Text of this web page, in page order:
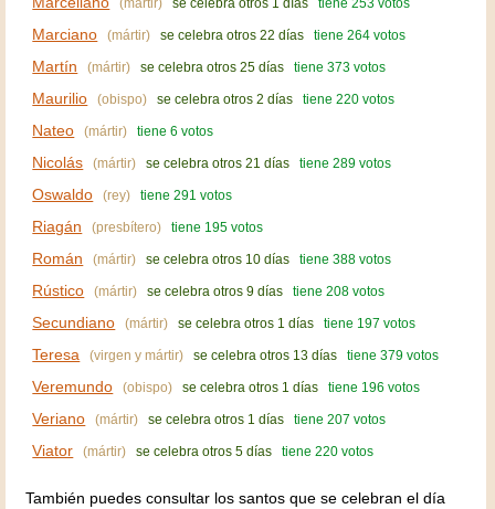
(mártir) se celebra otros 1 días tiene 253 votos
Marciano (mártir) se celebra otros 22 días tiene 264 votos
Martín (mártir) se celebra otros 25 días tiene 373 votos
Maurilio (obispo) se celebra otros 2 días tiene 220 votos
Nateo (mártir) tiene 6 votos
Nicolás (mártir) se celebra otros 21 días tiene 289 votos
Oswaldo (rey) tiene 291 votos
Riagán (presbítero) tiene 195 votos
Román (mártir) se celebra otros 10 días tiene 388 votos
Rústico (mártir) se celebra otros 9 días tiene 208 votos
Secundiano (mártir) se celebra otros 1 días tiene 197 votos
Teresa (virgen y mártir) se celebra otros 13 días tiene 379 votos
Veremundo (obispo) se celebra otros 1 días tiene 196 votos
Veriano (mártir) se celebra otros 1 días tiene 207 votos
Viator (mártir) se celebra otros 5 días tiene 220 votos
También puedes consultar los santos que se celebran el día